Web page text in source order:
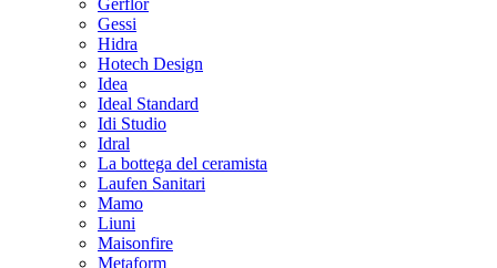
Gessi
Hidra
Hotech Design
Idea
Ideal Standard
Idi Studio
Idral
La bottega del ceramista
Laufen Sanitari
Mamo
Liuni
Maisonfire
Metaform